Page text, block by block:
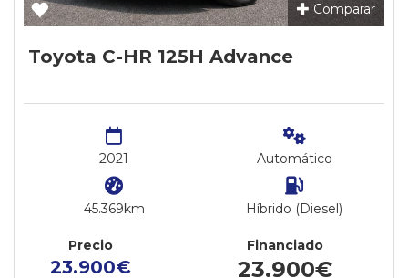
Comparar
Toyota C-HR 125H Advance
2021
45.369km
Automático
Híbrido (Diesel)
Precio
23.900€
Financiado
23.900€